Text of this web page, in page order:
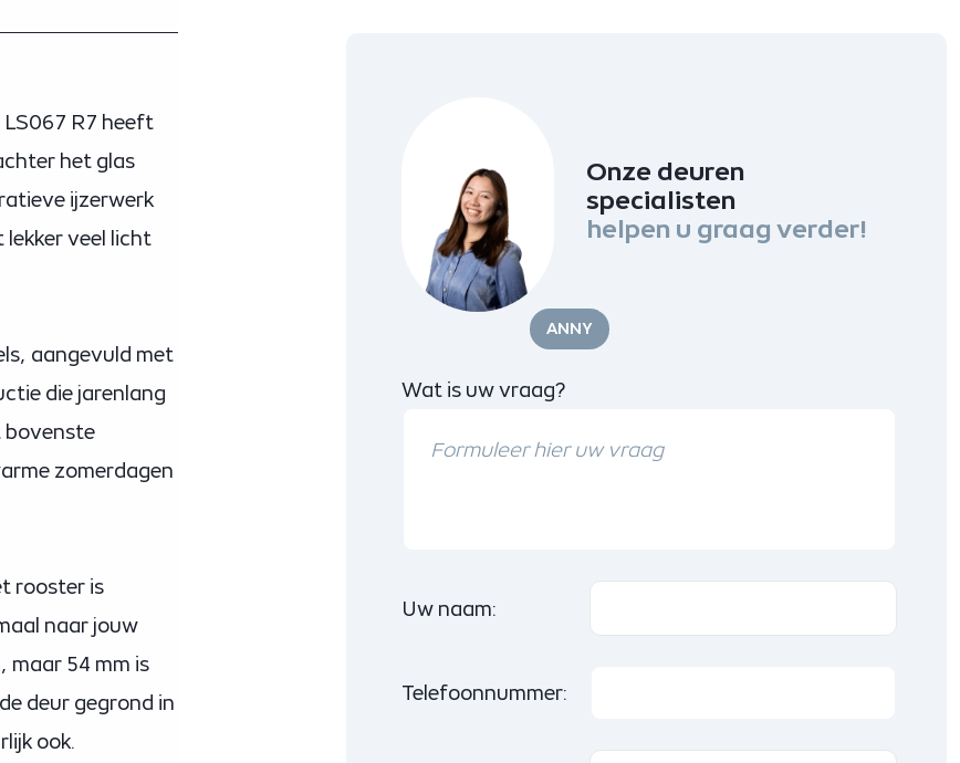
LS067 R7 heeft
het glas
ijzerwerk
veel licht
aangevuld met
die jarenlang
bovenste
zomerdagen
rooster is
naar jouw
maar 54 mm is
deur gegrond in
ook.
ANNY
Onze deuren
specialisten
helpen u graag verder!
Wat is uw vraag?
Uw naam:
Telefoonnummer: